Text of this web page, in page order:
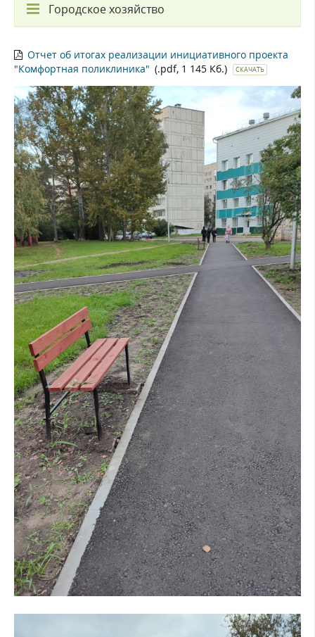
Городское хозяйство
Отчет об итогах реализации инициативного проекта
"Комфортная поликлиника" (.pdf, 1 145 Кб.) СКАЧАТЬ